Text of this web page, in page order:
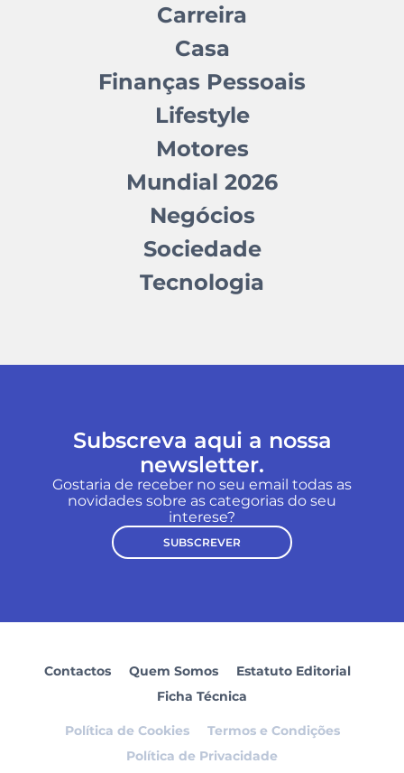
Carreira
Casa
Finanças Pessoais
Lifestyle
Motores
Mundial 2026
Negócios
Sociedade
Tecnologia
Subscreva aqui a nossa
newsletter.
Gostaria de receber no seu email todas as
novidades sobre as categorias do seu
interese?
SUBSCREVER
Contactos Quem Somos
Estatuto Editorial
Ficha Técnica
Política de Cookies
Termos e Condições
Política de Privacidade